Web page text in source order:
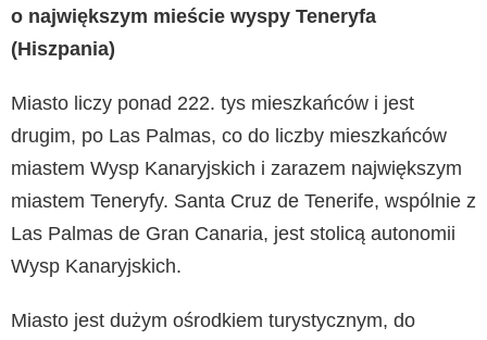
o największym mieście wyspy Teneryfa
(Hiszpania)
Miasto liczy ponad 222. tys mieszkańców i jest
drugim, po Las Palmas, co do liczby mieszkańców
miastem Wysp Kanaryjskich i zarazem największym
miastem Teneryfy. Santa Cruz de Tenerife, wspólnie z
Las Palmas de Gran Canaria, jest stolicą autonomii
Wysp Kanaryjskich.
Miasto jest dużym ośrodkiem turystycznym, do